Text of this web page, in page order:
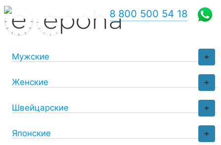
+
Мужские
+
Женские
+
Швейцарские
+
Японские
8 800 500 54 18